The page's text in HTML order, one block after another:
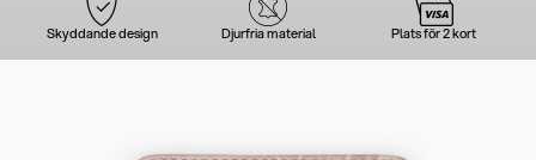
Skyddande design Djurfria material Plats för 2 kort